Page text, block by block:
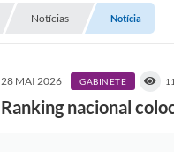
Notícias Notícia
28 MAI 2026 GABINETE
Ranking nacional